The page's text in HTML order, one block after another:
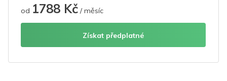
od 1788 Kč / měsíc
Získat předplatné